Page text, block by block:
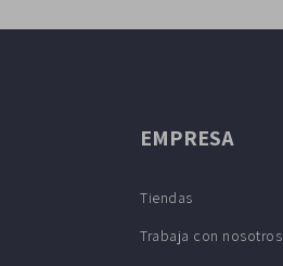
EMPRESA
Tiendas
Trabaja con nosotros